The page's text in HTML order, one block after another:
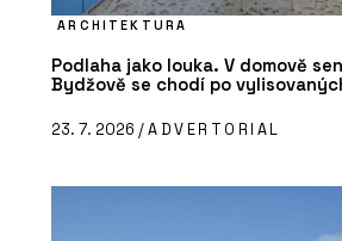
ARCHITEKTURA
Podlaha jako louka. V domově
Bydžově se chodí po
23. 7. 2026 /ADVERTORIAL